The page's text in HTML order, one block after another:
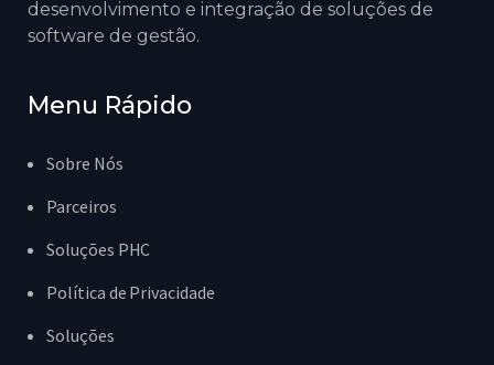
desenvolvimento e integração de soluções de
software de gestão.
Menu Rápido
Sobre Nós
Parceiros
Soluções PHC
Política de Privacidade
Soluções